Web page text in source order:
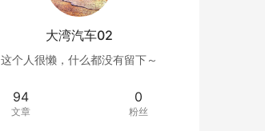
大湾汽车02
这个人很懒，什么都没有留下～
94
文章
0
粉丝